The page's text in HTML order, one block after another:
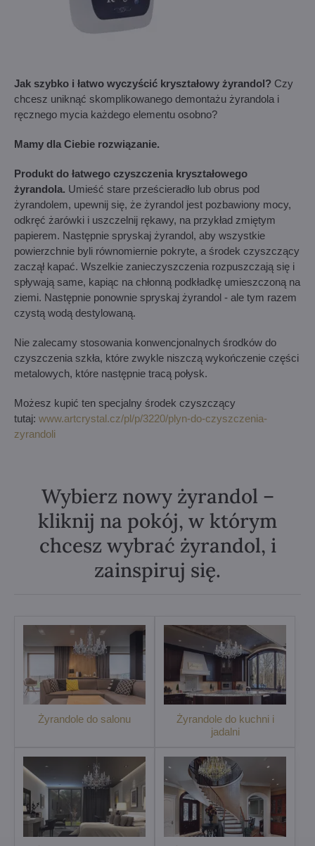
Jak szybko i łatwo wyczyścić kryształowy żyrandol? Czy
chcesz uniknąć skomplikowanego demontażu żyrandola i
ręcznego mycia każdego elementu osobno?
Mamy dla Ciebie rozwiązanie.
Produkt do łatwego czyszczenia kryształowego
żyrandola. Umieść stare prześcieradło lub obrus pod
żyrandolem, upewnij się, że żyrandol jest pozbawiony mocy,
odkręć żarówki i uszczelnij rękawy, na przykład zmiętym
papierem. Następnie spryskaj żyrandol, aby wszystkie
powierzchnie byli równomiernie pokryte, a środek czyszczący
zaczął kapać. Wszelkie zanieczyszczenia rozpuszczają się i
spływają same, kapiąc na chłonną podkładkę umieszczoną na
ziemi. Następnie ponownie spryskaj żyrandol - ale tym razem
czystą wodą destylowaną.
Nie zalecamy stosowania konwencjonalnych środków do
czyszczenia szkła, które zwykle niszczą wykończenie części
metalowych, które następnie tracą połysk.
Możesz kupić ten specjalny środek czyszczący
tutaj: www.artcrystal.cz/pl/p/3220/plyn-do-czyszczenia-
zyrandoli
Wybierz nowy żyrandol –
kliknij na pokój, w którym
chcesz wybrać żyrandol, i
zainspiruj się.
Żyrandole do salonu
Żyrandole do kuchni i
jadalni